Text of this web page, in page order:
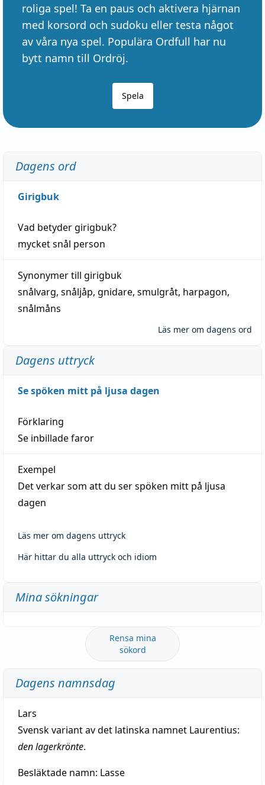
roliga spel! Ta en paus och aktivera hjärnan
med korsord och sudoku eller testa något
av våra nya spel. Populära Ordfull har nu
bytt namn till Ordröj.
Spela
Dagens ord
Girigbuk
Vad betydergirigbuk?
mycketsnål person
Synonymer till girigbuk
snålvarg, snåljåp, gnidare, smulgråt, harpagon,
snålmåns
Läs mer om dagens ord
Dagens uttryck
Se spöken mitt på ljusa dagen
Förklaring
Se inbillade faror
Exempel
Det verkar som att du ser spöken mitt på ljusa
dagen
Läs mer om dagens uttryck
Här hittar du alla uttryck och idiom
Mina sökningar
Rensa mina
sökord
Dagens namnsdag
Lars
Svensk variant av det latinska namnet Laurentius:
den lagerkrönte.
Besläktade namn: Lasse